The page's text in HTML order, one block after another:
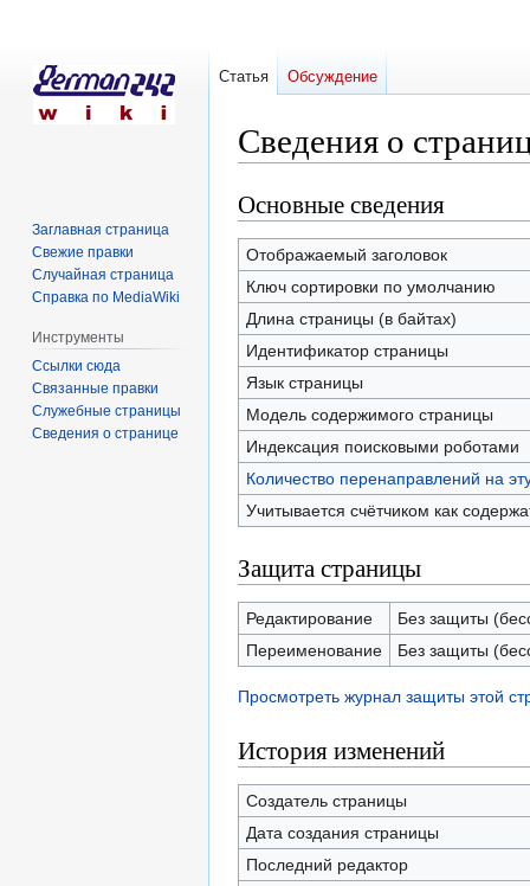
Сведения о
Перейти
к
навигации
Перейти
к
поиску
Основные сведения
Отображаемый заголовок
Ключ сортировки по умолчанию
Длина страницы (в байтах)
Идентификатор страницы
Язык страницы
Модель содержимого страницы
Индексация поисковыми роботами
Количество перенаправлений на
Учитывается счётчиком как
Защита страницы
Редактирование
Без защиты
Переименование
Без защиты
Просмотреть журнал защиты этой
История изменений
Создатель страницы
Дата создания страницы
Последний редактор
Статья Обсуждение
Заглавная страница
Свежие правки
Случайная страница
Справка по MediaWiki
Инструменты
Ссылки сюда
Связанные правки
Служебные страницы
Сведения о странице